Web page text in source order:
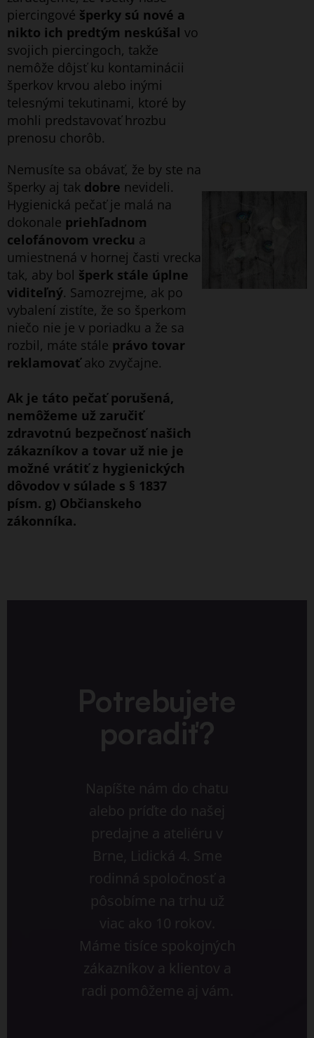
piercingové šperky sú nové a
nikto ich predtým neskúšal vo
svojich piercingoch, takže
nemôže dôjsť ku kontaminácii
šperkov krvou alebo inými
telesnými tekutinami, ktoré by
mohli predstavovať hrozbu
prenosu chorôb.
Nemusíte sa obávať, že by ste na
šperky aj tak dobre nevideli.
Hygienická pečať je malá na
dokonale priehľadnom
celofánovom vrecku a
umiestnená v hornej časti vrecka
tak, aby bol šperk stále úplne
viditeľný. Samozrejme, ak po
vybalení zistíte, že so šperkom
niečo nie je v poriadku a že sa
rozbil, máte stále právo tovar
reklamovaťako zvyčajne.
Ak je táto pečať porušená,
nemôžeme už zaručiť
zdravotnú bezpečnosť našich
zákazníkov a tovar už nie je
možné vrátiť z hygienických
dôvodov v súlade s § 1837
písm. g) Občianskeho
zákonníka.
Potrebujete
poradiť?
Napíšte nám do chatu
alebo príďte do našej
predajne a ateliéru v
Brne, Lidická 4. Sme
rodinná spoločnosť a
pôsobíme na trhu už
viac ako 10 rokov.
Máme tisíce spokojných
zákazníkov a klientov a
radi pomôžeme aj vám.